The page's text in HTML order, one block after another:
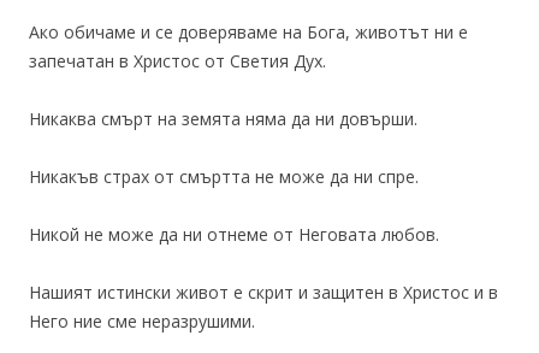
Ако обичаме и се доверяваме на Бога, животът ни е
запечатан в Христос от Светия Дух.
Никаква смърт на земята няма да ни довърши.
Никакъв страх от смъртта не може да ни спре.
Никой не може да ни отнеме от Неговата любов.
Нашият истински живот е скрит и защитен в Христос и в
Него ние сме неразрушими.